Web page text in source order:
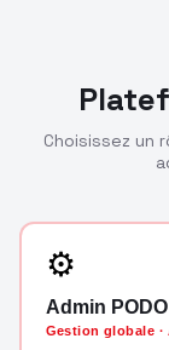
Choisissez un
⚙
Admin PODO
Gestion globale ·